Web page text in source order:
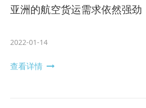
亚洲的航空货运需求依然强劲
2022-01-14
查看详情